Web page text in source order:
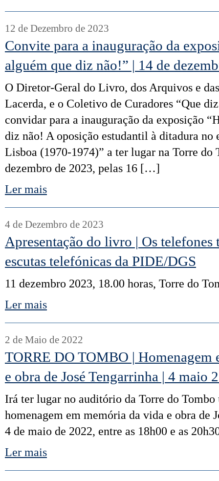
12 de Dezembro de 2023
Convite para a inauguração da
alguém que diz não!” | 14 de
O Diretor-Geral do Livro, dos Arquivos e
Lacerda, e o Coletivo de Curadores “Que
convidar para a inauguração da exposição
diz não! A oposição estudantil à ditadura no
Lisboa (1970-1974)” a ter lugar na Torre do
dezembro de 2023, pelas 16 […]
Ler mais
4 de Dezembro de 2023
Apresentação do livro | Os telefones
escutas telefónicas da PIDE/DGS
11 dezembro 2023, 18.00 horas, Torre do
Ler mais
2 de Maio de 2022
TORRE DO TOMBO | Homenagem
e obra de José Tengarrinha | 4 maio
Irá ter lugar no auditório da Torre do Tombo
homenagem em memória da vida e obra de
4 de maio de 2022, entre as 18h00 e as
Ler mais